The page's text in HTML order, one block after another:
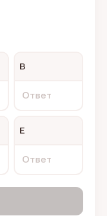
В
Ответ
Е
Ответ